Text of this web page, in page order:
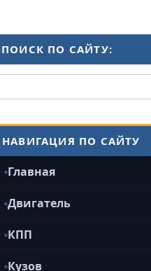
ПОИСК ПО САЙТУ:
НАВИГАЦИЯ ПО САЙТУ
Главная
Двигатель
КПП
Кузов